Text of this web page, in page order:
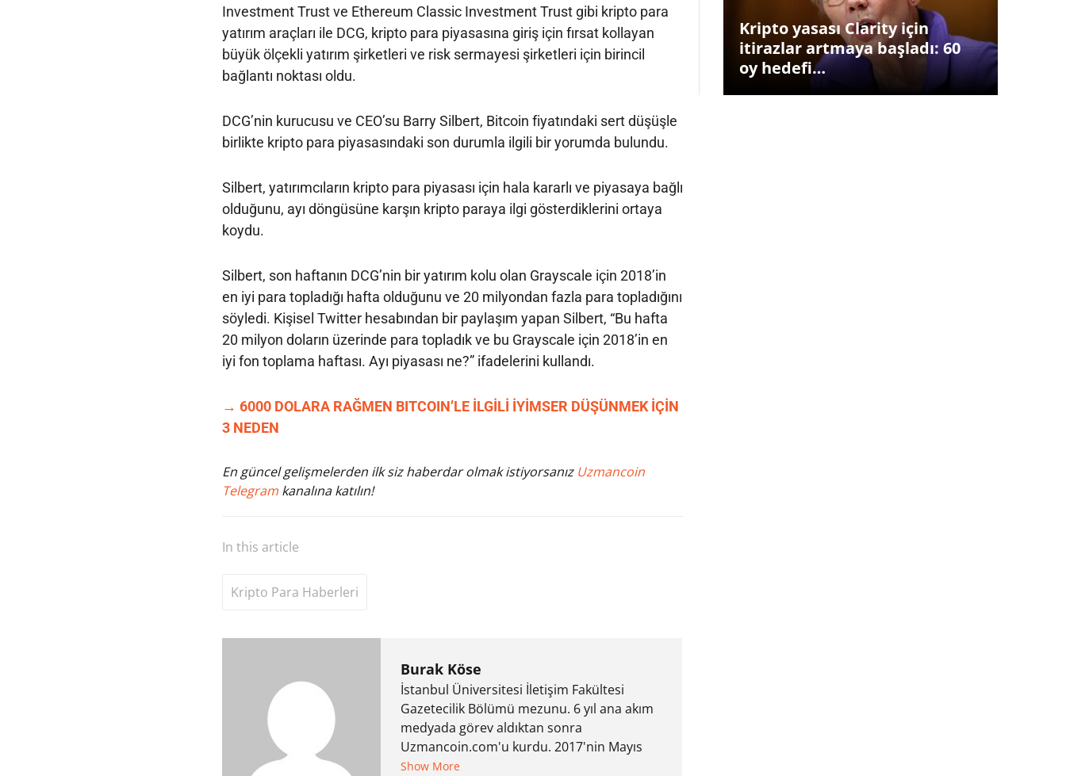
Investment Trust ve Ethereum Classic Investment Trust gibi kripto para
yatırım araçları ile DCG, kripto para piyasasına giriş için fırsat kollayan
büyük ölçekli yatırım şirketleri ve risk sermayesi şirketleri için birincil
bağlantı noktası oldu.
DCG’nin kurucusu ve CEO’su Barry Silbert, Bitcoin fiyatındaki sert düşüşle
birlikte kripto para piyasasındaki son durumla ilgili bir yorumda bulundu.
Silbert, yatırımcıların kripto para piyasası için hala kararlı ve piyasaya bağlı
olduğunu, ayı döngüsüne karşın kripto paraya ilgi gösterdiklerini ortaya
koydu.
Silbert, son haftanın DCG’nin bir yatırım kolu olan Grayscale için 2018’in
en iyi para topladığı hafta olduğunu ve 20 milyondan fazla para topladığını
söyledi. Kişisel Twitter hesabından bir paylaşım yapan Silbert, “Bu hafta
20 milyon doların üzerinde para topladık ve bu Grayscale için 2018’in en
iyi fon toplama haftası. Ayı piyasası ne?” ifadelerini kullandı.
→ 6000 DOLARA RAĞMEN BITCOIN’LE İLGİLİ İYİMSER DÜŞÜNMEK İÇİN
3 NEDEN
En güncel gelişmelerden ilk siz haberdar olmak istiyorsanız Uzmancoin
Telegram kanalına katılın!
In this article
Kripto Para Haberleri
Burak Köse
İstanbul Üniversitesi İletişim Fakültesi
Gazetecilik Bölümü mezunu. 6 yıl ana akım
medyada görev aldıktan sonra
Uzmancoin.com'u kurdu. 2017'nin Mayıs
ayından bu yana bilfiil kripto para
Show More
Kripto yasası Clarity için
itirazlar artmaya başladı: 60
oy hedefi…